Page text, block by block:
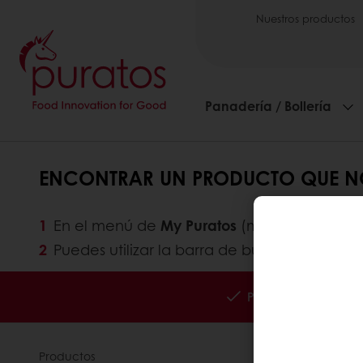
Nuestros productos
Panadería / Bollería
ENCONTRAR UN PRODUCTO QUE
En el menú de My Puratos (menú lateral
Puedes utilizar la barra de búsqueda o los
Pedidos 24/7
Productos